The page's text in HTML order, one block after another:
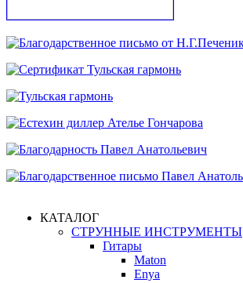
КАТАЛОГ
СТРУННЫЕ ИНСТРУМЕНТЫ
Гитары
Maton
Enya